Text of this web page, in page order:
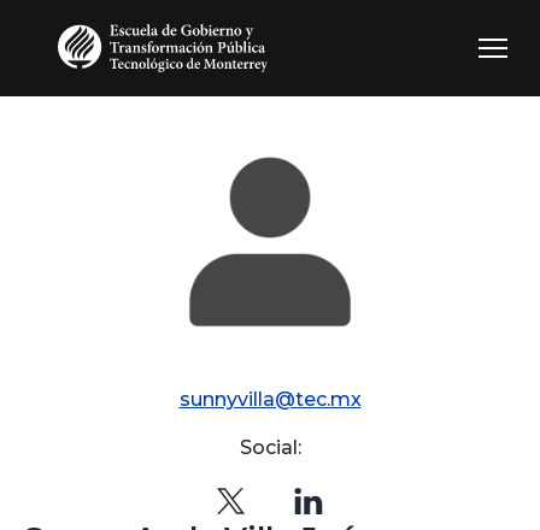
sunnyvilla@tec.mx
Social: